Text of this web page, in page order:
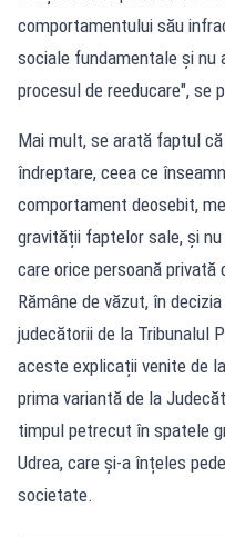
comportamentului său
sociale fundamentale şi nu
procesul de reeducare", se
Mai mult, se arată faptul
îndreptare, ceea ce
comportament deosebit,
gravității faptelor sale, și
care orice persoană
Rămâne de văzut, în
judecătorii de la Tribunalul
aceste explicații venite de
prima variantă de la
timpul petrecut în spatele
Udrea, care și-a înțeles
societate.